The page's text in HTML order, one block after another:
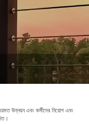
উন্নয়ন এবং কর্মীদের নিয়োগ এবং